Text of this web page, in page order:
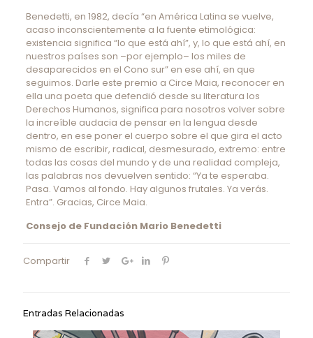
Benedetti, en 1982, decía “en América Latina se vuelve,
acaso inconscientemente a la fuente etimológica:
existencia significa “lo que está ahí”, y, lo que está ahí, en
nuestros países son –por ejemplo– los miles de
desaparecidos en el Cono sur” en ese ahí, en que
seguimos. Darle este premio a Circe Maia, reconocer en
ella una poeta que defendió desde su literatura los
Derechos Humanos, significa para nosotros volver sobre
la increíble audacia de pensar en la lengua desde
dentro, en ese poner el cuerpo sobre el que gira el acto
mismo de escribir, radical, desmesurado, extremo: entre
todas las cosas del mundo y de una realidad compleja,
las palabras nos devuelven sentido: “Ya te esperaba.
Pasa. Vamos al fondo. Hay algunos frutales. Ya verás.
Entra”. Gracias, Circe Maia.
Consejo de Fundación Mario Benedetti
Compartir
Entradas Relacionadas